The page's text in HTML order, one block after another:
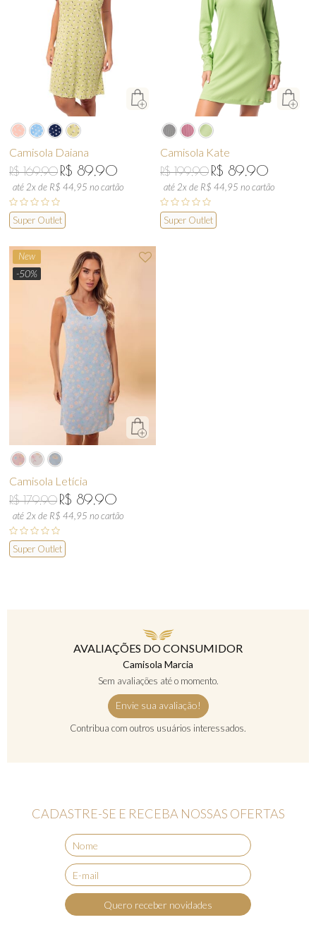
Camisola Daiana
R$ 169,90 R$ 89,90
até 2x de R$ 44,95 no cartão
Super Outlet
Camisola Kate
R$ 199,90 R$ 89,90
até 2x de R$ 44,95 no cartão
Super Outlet
New
-50%
Camisola Letícia
R$ 179,90 R$ 89,90
até 2x de R$ 44,95 no cartão
Super Outlet
AVALIAÇÕES DO CONSUMIDOR
Camisola Marcia
Sem avaliações até o momento.
Envie sua avaliação!
Contribua com outros usuários interessados.
CADASTRE-SE E RECEBA NOSSAS OFERTAS
Quero receber novidades